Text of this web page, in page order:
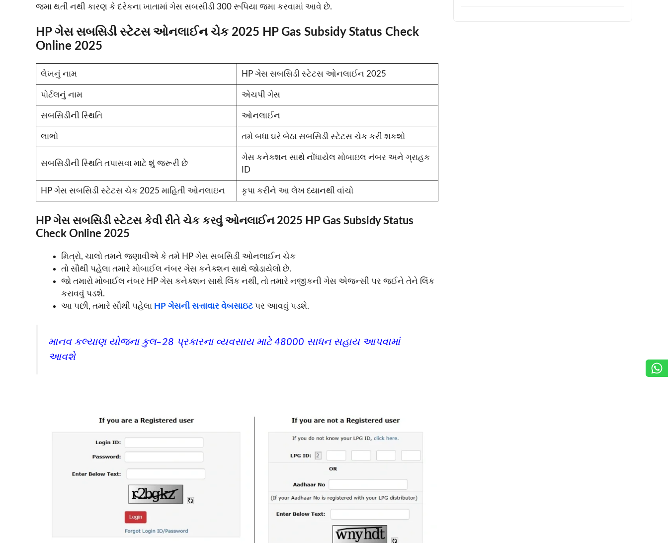
જમા થતી નથી કારણ કે દરેકના ખાતામાં ગેસ સબસીડી 300 રૂપિયા જમા કરવામાં આવે છે.
HP ગેસ સબસિડી સ્ટેટસ ઓનલાઈન ચેક 2025 HP Gas Subsidy Status Check
Online 2025
લેખનું નામ HP ગેસ સબસિડી સ્ટેટસ ઓનલાઈન 2025
પોર્ટલનું નામ એચપી ગેસ
સબસિડીની સ્થિતિ ઓનલાઈન
લાભો તમે બધા ઘરે બેઠા સબસિડી સ્ટેટસ ચેક કરી શકશો
સબસિડીની સ્થિતિ તપાસવા માટે શું જરૂરી છે
ગેસ કનેક્શન સાથે નોંધાયેલ મોબાઇલ નંબર અને ગ્રાહક
ID
HP ગેસ સબસિડી સ્ટેટસ ચેક 2025 માહિતી ઓનલાઇન કૃપા કરીને આ લેખ ધ્યાનથી વાંચો
HP ગેસ સબસિડી સ્ટેટસ કેવી રીતે ચેક કરવું ઓનલાઈન 2025 HP Gas Subsidy Status
Check Online 2025
મિત્રો, ચાલો તમને જણાવીએ કે તમે HP ગેસ સબસિડી ઓનલાઈન ચેક
તો સૌથી પહેલા તમારે મોબાઈલ નંબર ગેસ કનેક્શન સાથે જોડાયેલો છે.
જો તમારો મોબાઈલ નંબર HP ગેસ કનેક્શન સાથે લિંક નથી, તો તમારે નજીકની ગેસ એજન્સી પર જઈને તેને લિંક
કરાવવું પડશે.
આ પછી, તમારે સૌથી પહેલા HP ગેસની સત્તાવાર વેબસાઇટ પર આવવું પડશે.
માનવ કલ્યાણ યોજના કુલ–28 પ્રકારના વ્યવસાય માટે 48000 સાધન સહાય આપવામાં
આવશે